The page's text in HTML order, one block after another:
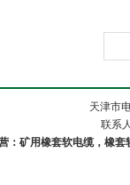
天津市
联系
：矿用橡套软电缆，橡